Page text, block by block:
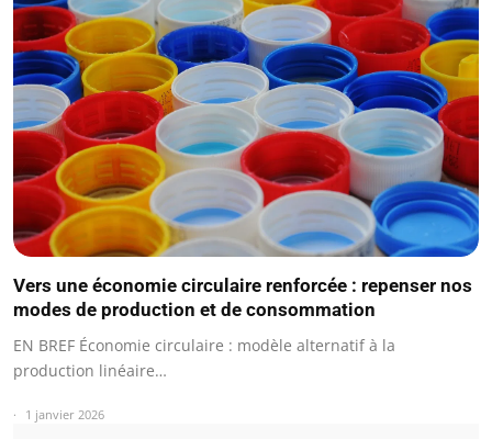
Vers une économie circulaire renforcée : repenser nos
modes de production et de consommation
EN BREF Économie circulaire : modèle alternatif à la
production linéaire…
1 janvier 2026